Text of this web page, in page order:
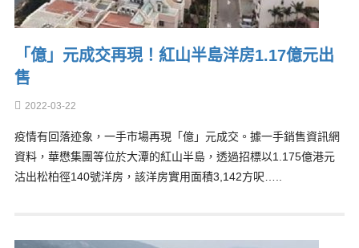
「億」元成交再現！紅山半島洋房1.17億元出
售
2022-03-22
疫情有回落迹象，一手市場再現「億」元成交。據一手銷售資訊網
資料，華懋集團等位於大潭的紅山半島，透過招標以1.175億港元
沽出松柏徑140號洋房，該洋房實用面積3,142方呎…..